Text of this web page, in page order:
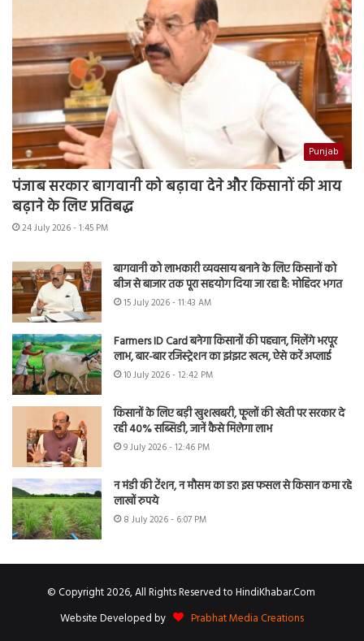
Punjab
पंजाब सरकार बागवानी को बढ़ावा देने और किसानों की आय
बढ़ाने के लिए प्रतिबद्ध
24 July 2026 - 1:45 PM
बागवानी को लाभकारी व्यवसाय बनाने के लिए किसानों को
बीज से बाजार तक पूरा सहयोग दिया जा रहा है: मोहिंदर भगत
15 July 2026 - 11:43 AM
Farmers ID Card बनेगा किसानों की पहचान, मिलेंगे भरपूर
लाभ, बार-बार रजिस्ट्रेशन का झंझट खत्म, ऐसे करें अप्लाई
10 July 2026 - 12:42 PM
किसानों के लिए बड़ी खुशखबरी, फूलों की खेती पर सरकार दे
रही 40% सब्सिडी, जानें कैसे मिलेगा लाभ
9 July 2026 - 12:46 PM
न मंडी की टेंशन, न मौसम का डर! इस फसल से किसान कमा रहे
लाखों रुपये
8 July 2026 - 6:07 PM
© Copyright 2026, All Rights Reserved to HindiKhabar.Com
Website Developed by
Prabhat Media Creations